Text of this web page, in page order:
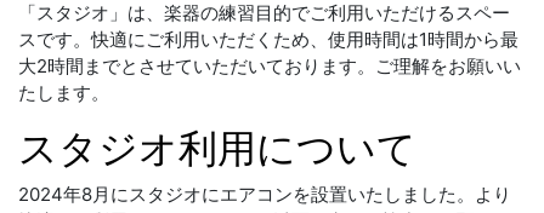
「スタジオ」は、楽器の練習目的でご利用いただけるスペー
スです。快適にご利用いただくため、使用時間は1時間から最
大2時間までとさせていただいております。ご理解をお願いい
たします。
スタジオ利用について
2024年8月にスタジオにエアコンを設置いたしました。より